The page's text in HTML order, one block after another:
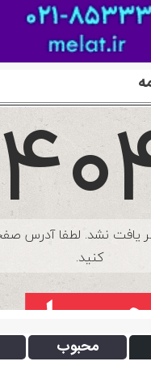
محبوب